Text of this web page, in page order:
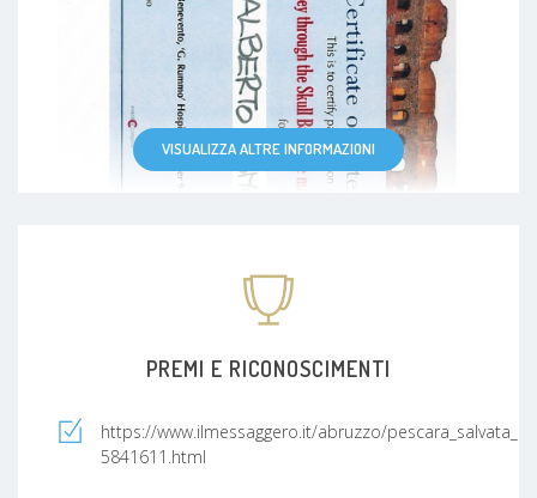
VISUALIZZA ALTRE INFORMAZIONI
PREMI E RICONOSCIMENTI
https://www.ilmessaggero.it/abruzzo/
5841611.html